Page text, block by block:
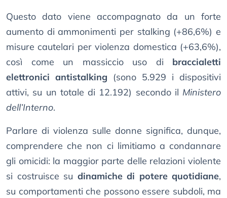
Questo dato viene accompagnato da un forte
aumento di ammonimenti per stalking (+86,6%) e
misure cautelari per violenza domestica (+63,6%),
così come un massiccio uso di braccialetti
elettronici antistalking (sono 5.929 i dispositivi
attivi, su un totale di 12.192) secondo il Ministero
dell’Interno.
Parlare di violenza sulle donne significa, dunque,
comprendere che non ci limitiamo a condannare
gli omicidi: la maggior parte delle relazioni violente
si costruisce su dinamiche di potere quotidiane,
su comportamenti che possono essere subdoli, ma